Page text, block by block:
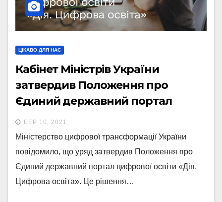
ЦІКАВО ДЛЯ НАС
Кабінет Міністрів України
затвердив Положення про
Єдиний державний портал
цифрової освіти «Дія. Цифрова
освіта»
БЕР 10, 2021
Міністерство цифрової трансформації України
повідомило, що уряд затвердив Положення про
Єдиний державний портал цифрової освіти «Дія.
Цифрова освіта». Це рішення…